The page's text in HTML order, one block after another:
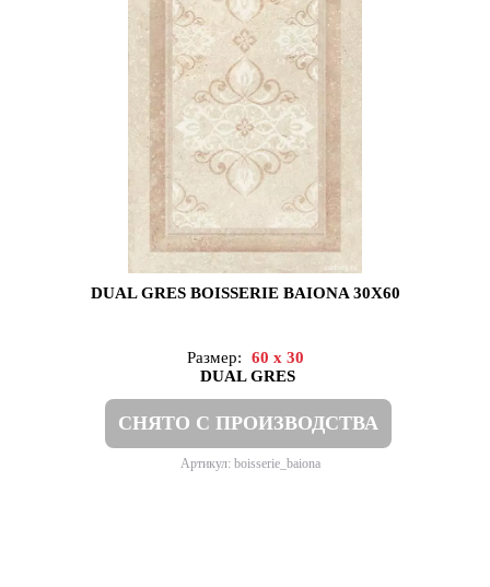
DUAL GRES BOISSERIE BAIONA 30X60
Размер:
60 x 30
DUAL GRES
СНЯТО С ПРОИЗВОДСТВА
Артикул: boisserie_baiona